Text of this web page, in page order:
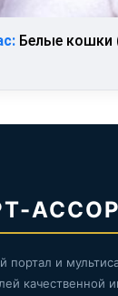
Белые кошки
и
качественной